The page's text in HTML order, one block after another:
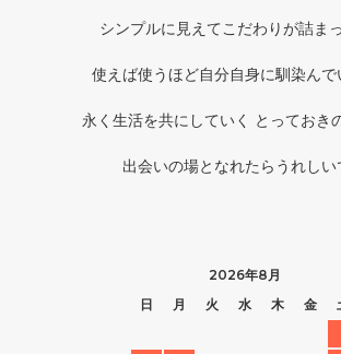
シンプルに見えてこだわりが詰ま
使えば使うほど自分自身に馴染ん
永く生活を共にしていく とっておき
出会いの場となれたらうれしい
2026年8月
日
月 火 水 木 金